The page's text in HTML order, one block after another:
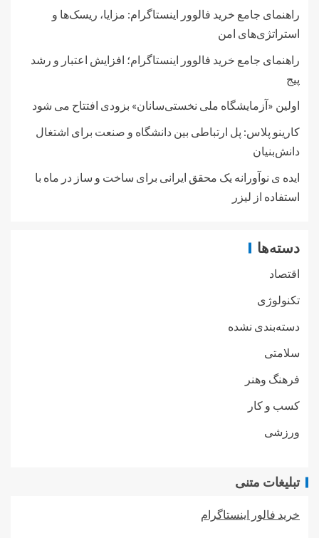
راهنمای جامع خرید فالوور اینستاگرام: مزایا، ریسک‌ها و
استراتژی‌های امن
راهنمای جامع خرید فالوور اینستاگرام؛ افزایش اعتبار و رشد
پیج
اولین «آزمایشگاه ملی نخستی‌سانان» بزودی افتتاح می شود
کارینو پلاس: پل ارتباطی بین دانشگاه و صنعت برای اشتغال
دانش‌بنیان
ایده ی نوآورانه یک محقق ایرانی برای ساخت و ساز در ماه با
استفاده از لیزر
دسته‌ها
اقتصاد
تکنولوژی
دسته‌بندی نشده
سلامتی
فرهنگ وهنر
کسب و کار
ورزشی
تبلیغات متنی
خرید فالور اینستاگرام